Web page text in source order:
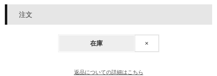
注文
在庫 ×
返品についての詳細はこちら